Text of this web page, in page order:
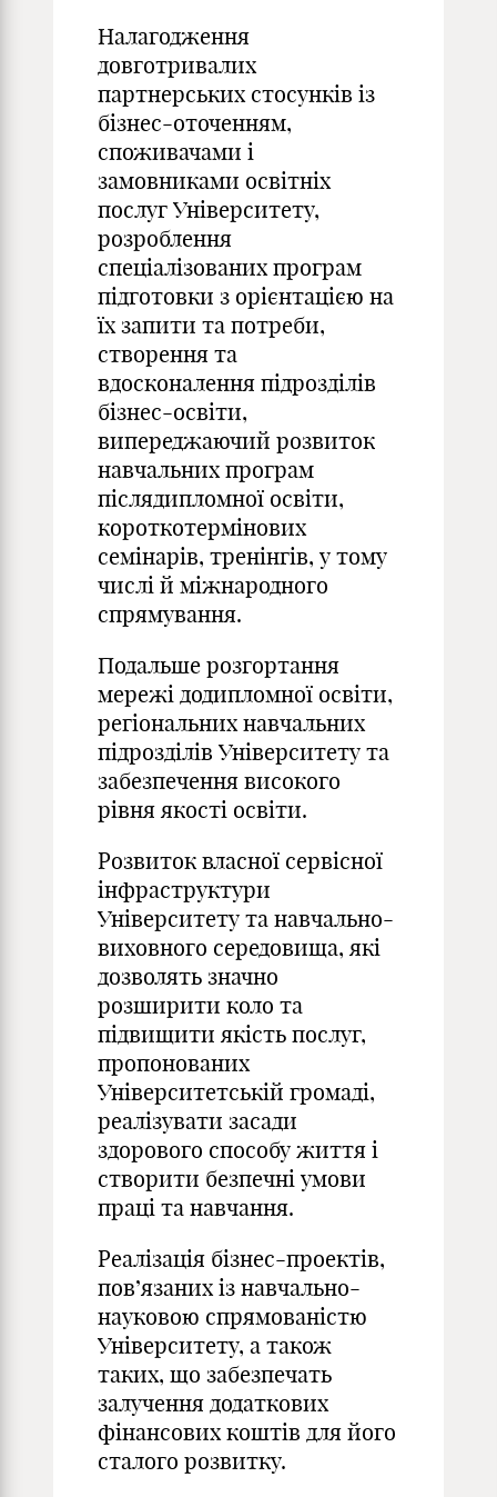
Налагодження
довготривалих
партнерських стосунків із
бізнес-оточенням,
споживачами і
замовниками освітніх
послуг Університету,
розроблення
спеціалізованих програм
підготовки з орієнтацією на
їх запити та потреби,
створення та
вдосконалення підрозділів
бізнес-освіти,
випереджаючий розвиток
навчальних програм
післядипломної освіти,
короткотермінових
семінарів, тренінгів, у тому
числі й міжнародного
спрямування.
Подальше розгортання
мережі додипломної освіти,
регіональних навчальних
підрозділів Університету та
забезпечення високого
рівня якості освіти.
Розвиток власної сервісної
інфраструктури
Університету та навчально-
виховного середовища, які
дозволять значно
розширити коло та
підвищити якість послуг,
пропонованих
Університетській громаді,
реалізувати засади
здорового способу життя і
створити безпечні умови
праці та навчання.
Реалізація бізнес-проектів,
пов’язаних із навчально-
науковою спрямованістю
Університету, а також
таких, що забезпечать
залучення додаткових
фінансових коштів для його
сталого розвитку.